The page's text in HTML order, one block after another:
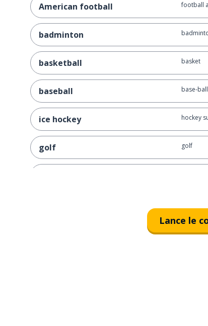
American football football
badminton
basketball basket
baseball base-ball
ice hockey hockey
golf golf
Lance le